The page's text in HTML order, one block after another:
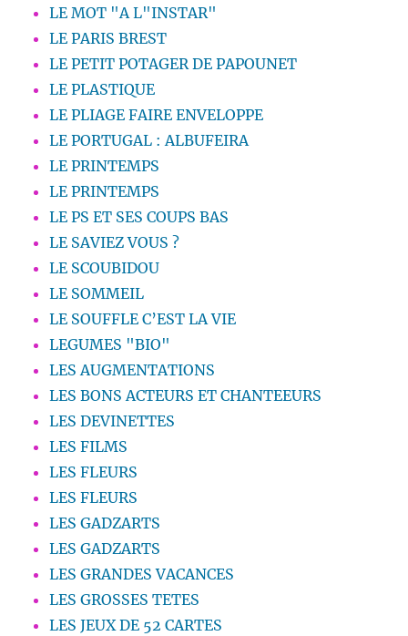
LE MOT "A L"INSTAR"
LE PARIS BREST
LE PETIT POTAGER DE PAPOUNET
LE PLASTIQUE
LE PLIAGE FAIRE ENVELOPPE
LE PORTUGAL : ALBUFEIRA
LE PRINTEMPS
LE PRINTEMPS
LE PS ET SES COUPS BAS
LE SAVIEZ VOUS ?
LE SCOUBIDOU
LE SOMMEIL
LE SOUFFLE C’EST LA VIE
LEGUMES "BIO"
LES AUGMENTATIONS
LES BONS ACTEURS ET CHANTEEURS
LES DEVINETTES
LES FILMS
LES FLEURS
LES FLEURS
LES GADZARTS
LES GADZARTS
LES GRANDES VACANCES
LES GROSSES TETES
LES JEUX DE 52 CARTES